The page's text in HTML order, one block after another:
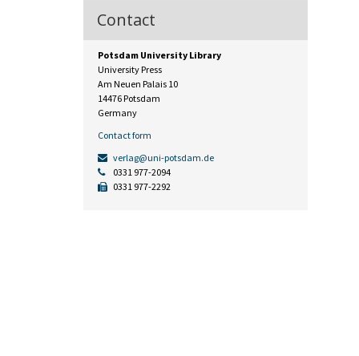
Contact
Potsdam University Library
University Press
Am Neuen Palais 10
14476 Potsdam
Germany
Contact form
verlag@uni-potsdam.de
0331 977-2094
0331 977-2292